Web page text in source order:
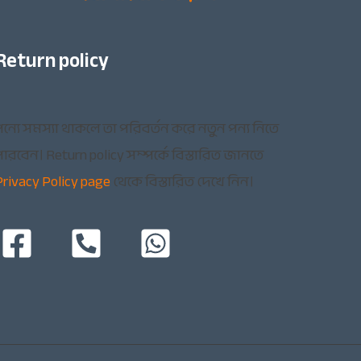
policy
সমস্যা থাকলে তা পরিবর্তন করে নতুন পন্য নিতে
Return policy সম্পর্কে বিস্তারিত জানতে
Policy pageথেকে বিস্তারিত দেখে নিন।